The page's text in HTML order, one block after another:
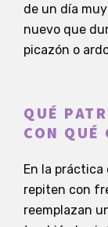
de un día
nuevo que
picazón o
QUÉ
CON QUÉ
En la
repiten con
reemplazan